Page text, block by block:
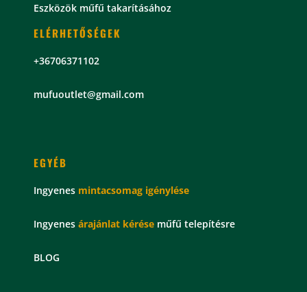
Eszközök műfű takarításához
ELÉRHETŐSÉGEK
+36706371102
mufuoutlet@gmail.com
EGYÉB
Ingyenes mintacsomag igénylése
Ingyenes árajánlat kérése műfű telepítésre
BLOG